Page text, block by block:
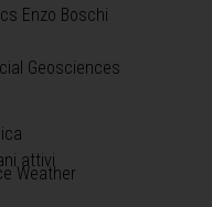
Enzo Boschi
Geosciences
attivi
Weather